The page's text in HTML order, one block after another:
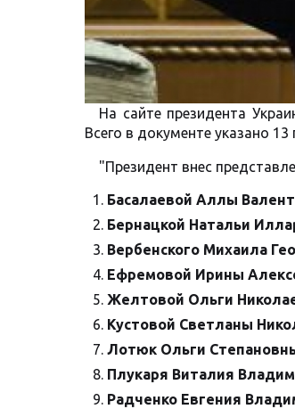
На сайте президента
Всего в документе указано
"Президент внес
Басалаевой Аллы
Бернацкой Натальи
Вербенского Михаила
Ефремовой Ирины
Желтовой Ольги
Кустовой Светланы
Лотюк Ольги
Плукаря Виталия
Радченко Евгения